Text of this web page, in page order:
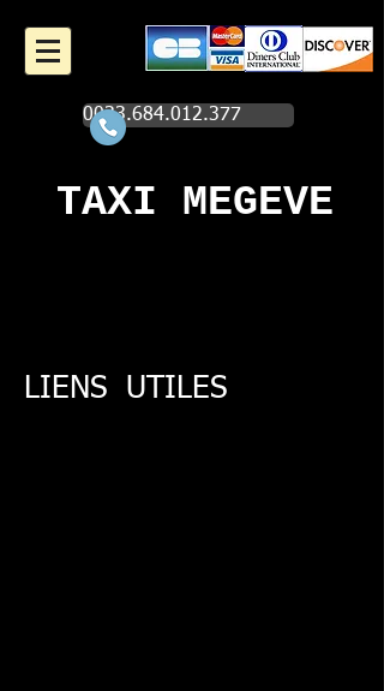
0033.684.012.377
TAXI MEGEVE
LIENS UTILES